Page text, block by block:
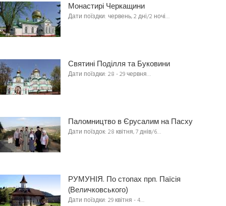
Монастирі Черкащини
Дати поїздки: червень, 2 дні/2 ночі…
Святині Поділля та Буковини
Дати поїздки: 28 - 29 червня…
Паломництво в Єрусалим на Пасху
Дати поїздок: 28 квітня, 7 днів/6…
РУМУНІЯ. По стопах прп. Паїсія
(Величковського)
Дати поїздки: 29 квітня - 4…